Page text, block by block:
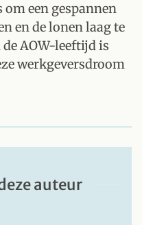
een gespannen
en de lonen laag te
AOW-leeftijd is
werkgeversdroom
auteur